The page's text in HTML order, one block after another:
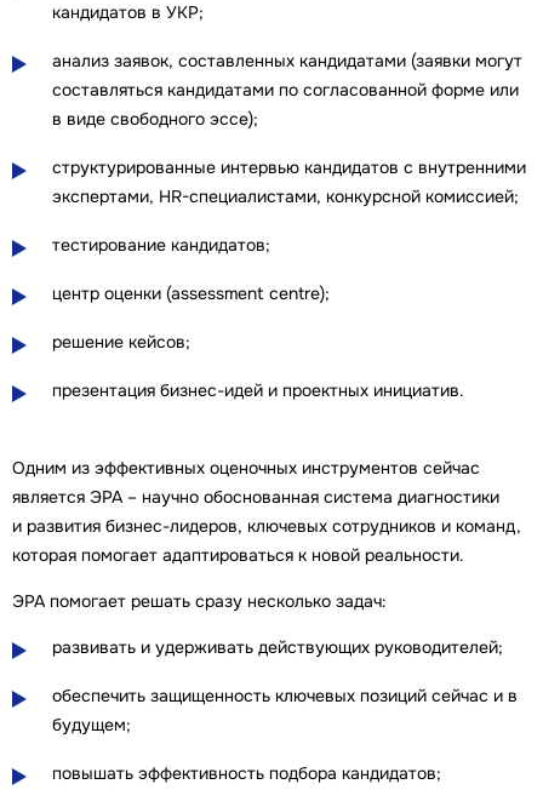
кандидатов в УКР;
анализ заявок, составленных кандидатами (заявки могут
составляться кандидатами по согласованной форме или
в виде свободного эссе);
структурированные интервью кандидатов с внутренними
экспертами, HR-специалистами, конкурсной комиссией;
тестирование кандидатов;
центр оценки (assessment centre);
решение кейсов;
презентация бизнес-идей и проектных инициатив.
Одним из эффективных оценочных инструментов сейчас
является ЭРА – научно обоснованная система диагностики
и развития бизнес-лидеров, ключевых сотрудников и команд,
которая помогает адаптироваться к новой реальности.
ЭРА помогает решать сразу несколько задач:
развивать и удерживать действующих руководителей;
обеспечить защищенность ключевых позиций сейчас и в
будущем;
повышать эффективность подбора кандидатов;